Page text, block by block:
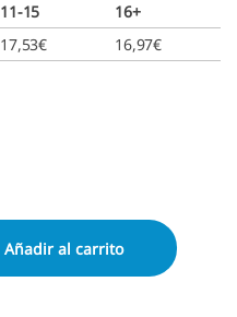
11-15
16+
17,53€ 16,97€
Añadir al carrito